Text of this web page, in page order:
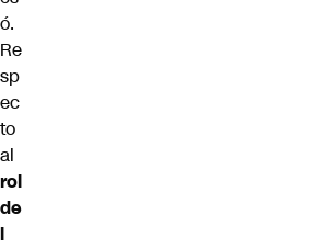
ó.
Re
sp
ec
to
al
rol
de
l